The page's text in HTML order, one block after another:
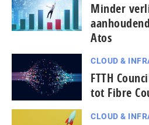
Minder
Atos
CLOUD &
FTTH
tot Fibre
CLOUD &